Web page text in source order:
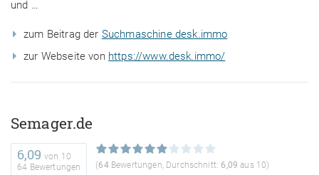
und …
zum Beitrag der Suchmaschine desk.immo
zur Webseite von https://www.desk.immo/
Semager.de
6,09 von 10
64 Bewertungen
(64Bewertungen, Durchschnitt: 6,09 aus 10)